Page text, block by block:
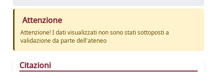
Attenzione
Attenzione! I dati visualizzati non sono stati sottoposti a
validazione da parte dell'ateneo
Citazioni